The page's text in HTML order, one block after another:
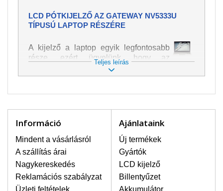
LCD PÓTKIJELZŐ AZ GATEWAY NV5333U
TÍPUSÚ LAPTOP RÉSZÉRE
A kijelző a laptop egyik legfontosabb
része, ezért ügyelünk, hogy az
pótalkatrész a legjobb minőségű
legyen. A kép és szöveg különféle
laptoppal legnagyobb óvatossággal
bekövetkezett sérülések közé a
mechanikai sérüléseket lehet besorolni,
mint pl. széttört vagy megrepedt kijelző.
Továbbá még a függőleges csíkozást,
kijelző sötétségét, villogását vagy
egyenetlen fényességét.
Teljes leírás
Információ
Mindent a vásárlásról
A szállítás árai
Nagykereskedés
Reklamációs szabályzat
Üzleti feltételek
Ajánlataink
Új termékek
Gyártók
LCD kijelző
Billentyűzet
Akkumulátor